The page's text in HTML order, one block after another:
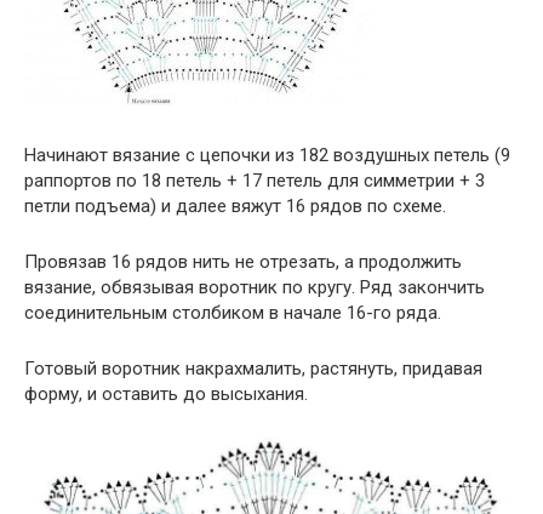
Начинают вязание с цепочки из 182 воздушных петель (9
раппортов по 18 петель + 17 петель для симметрии + 3
петли подъема) и далее вяжут 16 рядов по схеме.
Провязав 16 рядов нить не отрезать, а продолжить
вязание, обвязывая воротник по кругу. Ряд закончить
соединительным столбиком в начале 16-го ряда.
Готовый воротник накрахмалить, растянуть, придавая
форму, и оставить до высыхания.